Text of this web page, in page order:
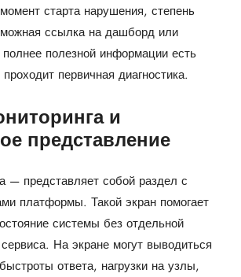
старта нарушения, степень
ссылка на дашборд или
полезной информации есть
первичная диагностика.
и
представление
— представляет собой раздел с
платформы. Такой экран помогает
системы без отдельной
На экране могут выводиться
ответа, нагрузки на узлы,